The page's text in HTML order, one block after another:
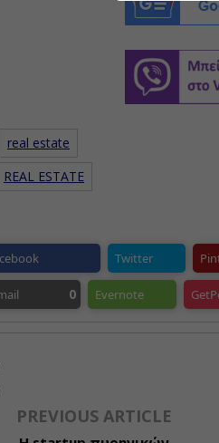
real estate
REAL ESTATE
Twitter
0 Evernote
PREVIOUS ARTICLE